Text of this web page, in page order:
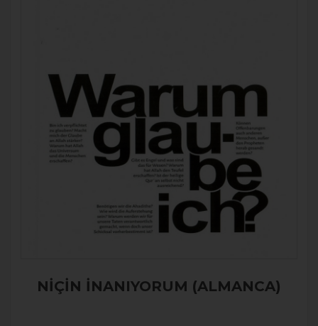
NİÇİN İNANIYORUM (ALMANCA)